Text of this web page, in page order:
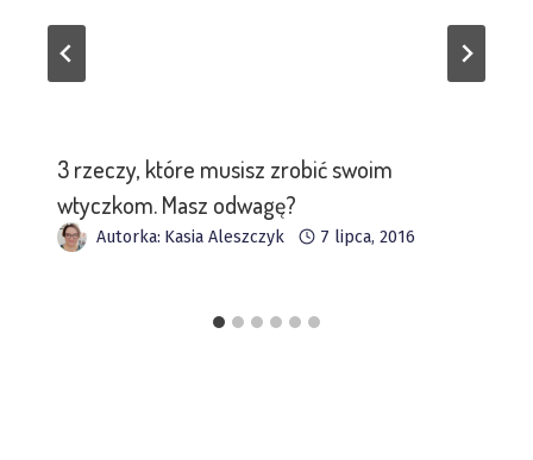
3 rzeczy, które musisz zrobić swoim
wtyczkom. Masz odwagę?
Autorka: Kasia Aleszczyk 7 lipca, 2016